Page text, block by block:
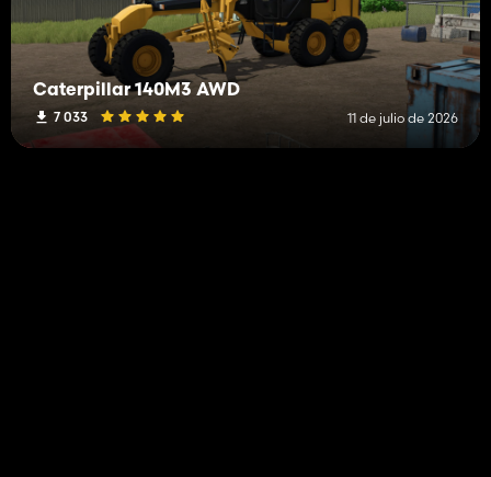
Caterpillar 140M3 AWD
7 033 11 de julio de 2026